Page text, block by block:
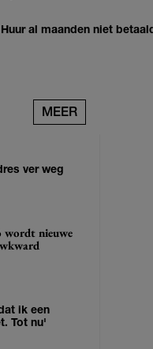
al maanden niet
MEER
ver weg
wordt nieuwe
ik een
Tot nu'